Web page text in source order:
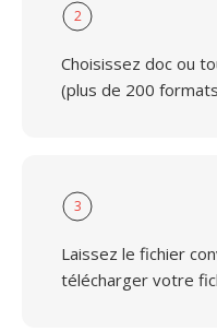
2
Choisissez doc ou
(plus de 200
3
Laissez le fichier
télécharger votre